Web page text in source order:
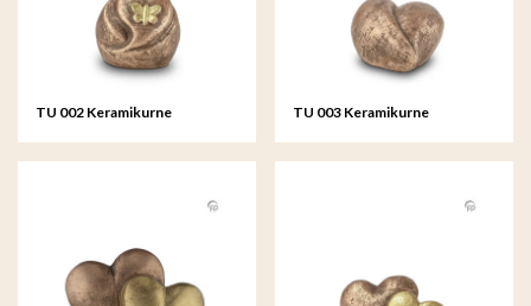
TU 002 Keramikurne TU 003 Keramikurne